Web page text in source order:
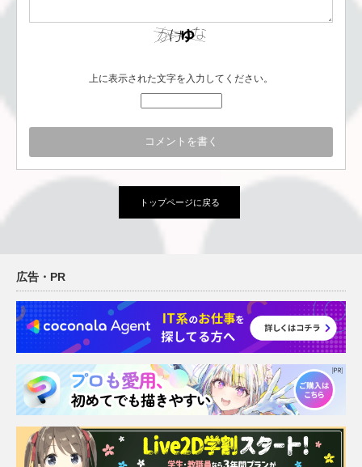
上に表示された文字を入力してください。
トップページに戻る
広告・PR